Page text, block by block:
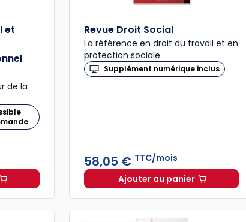
et
de la
Comité social et économique et autres représentants
Revue Droit Social
La référence en droit du travail et en
protection sociale.
Supplément numérique inclus
58,05 € TTC/mois
Ajouter au panierRevue Droit Social